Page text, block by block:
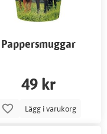
Pappersmuggar
49 kr
Lägg i varukorg